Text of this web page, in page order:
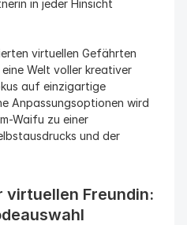
in jeder Hinsicht
virtuellen Gefährten
Welt voller kreativer
auf einzigartige
Anpassungsoptionen wird
Waifu zu einer
und der
virtuellen Freundin: